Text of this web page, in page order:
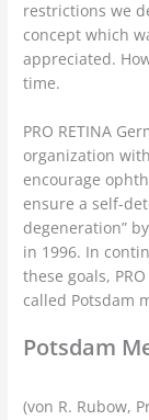
restrictions we
concept which
appreciated.
time.
PRO RETINA
organization
encourage
ensure a self-
degeneration”
in 1996. In
these goals,
called Potsdam
Potsdam
(von R. Rubow,